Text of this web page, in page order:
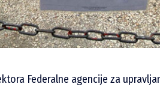
Federalne agencije za